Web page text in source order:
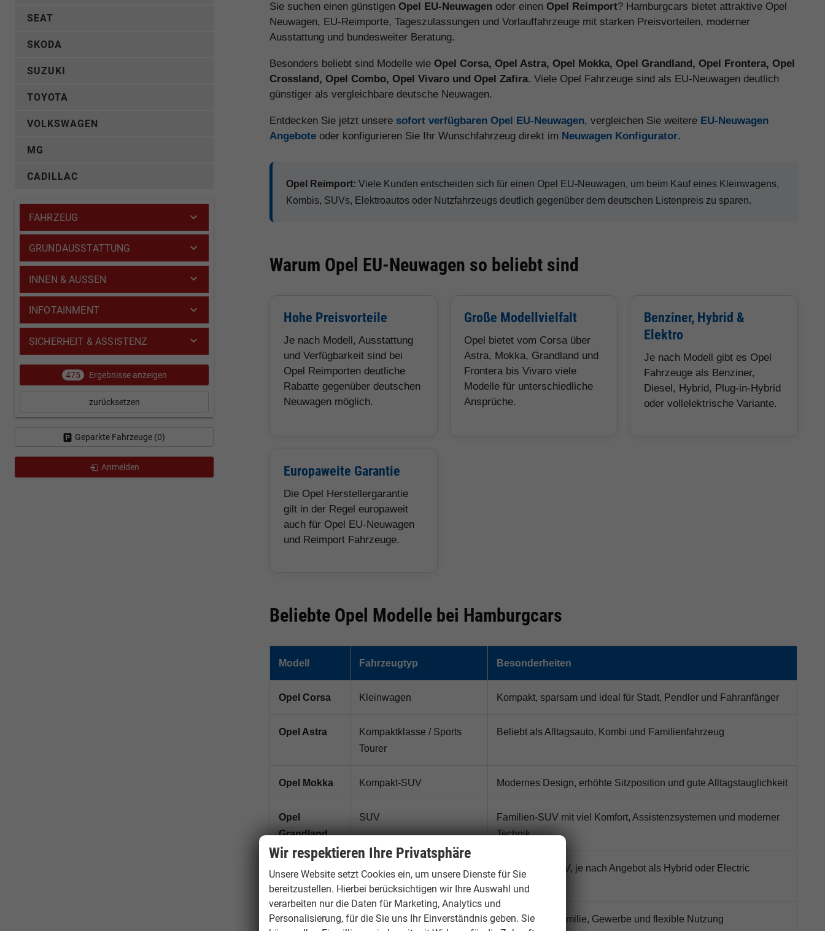
Sie suchen einen günstigenOpel EU-Neuwagen oder einenOpel Reimport? Hamburgcars bietet attraktive Opel
Neuwagen, EU-Reimporte, Tageszulassungen und Vorlauffahrzeuge mit starken Preisvorteilen, moderner
Ausstattung und bundesweiter Beratung.
Besonders beliebt sind Modelle wieOpel Corsa, Opel Astra, Opel Mokka, Opel Grandland, Opel Frontera, Opel
Crossland, Opel Combo, Opel Vivaro und Opel Zafira. Viele Opel Fahrzeuge sind als EU-Neuwagen deutlich
günstiger als vergleichbare deutsche Neuwagen.
Entdecken Sie jetzt unsere sofort verfügbaren Opel EU-Neuwagen, vergleichen Sie weitere EU-Neuwagen
Angebote oder konfigurieren Sie Ihr Wunschfahrzeug direkt im Neuwagen Konfigurator.
Opel Reimport: Viele Kunden entscheiden sich für einen Opel EU-Neuwagen, um beim Kauf eines Kleinwagens,
Kombis, SUVs, Elektroautos oder Nutzfahrzeugs deutlich gegenüber dem deutschen Listenpreis zu sparen.
Warum Opel EU-Neuwagen so beliebt sind
Hohe Preisvorteile
Je nach Modell, Ausstattung
und Verfügbarkeit sind bei
Opel Reimporten deutliche
Rabatte gegenüber deutschen
Neuwagen möglich.
Große Modellvielfalt
Opel bietet vom Corsa über
Astra, Mokka, Grandland und
Frontera bis Vivaro viele
Modelle für unterschiedliche
Ansprüche.
Benziner, Hybrid &
Elektro
Je nach Modell gibt es Opel
Fahrzeuge als Benziner,
Diesel, Hybrid, Plug-in-Hybrid
oder vollelektrische Variante.
Europaweite Garantie
Die Opel Herstellergarantie
gilt in der Regel europaweit
auch für Opel EU-Neuwagen
und Reimport Fahrzeuge.
Beliebte Opel Modelle bei Hamburgcars
Modell Fahrzeugtyp Besonderheiten
Opel Corsa Kleinwagen Kompakt, sparsam und ideal für Stadt, Pendler und Fahranfänger
Opel Astra
Kompaktklasse / Sports
Tourer
Beliebt als Alltagsauto, Kombi und Familienfahrzeug
Opel Mokka Kompakt-SUV Modernes Design, erhöhte Sitzposition und gute Alltagstauglichkeit
Opel
Grandland
SUV
Familien-SUV mit viel Komfort, Assistenzsystemen und moderner
Technik
Frontera
Familien-SUV
Praktisches SUV, je nach Angebot als Hybrid oder Electric
erhältlich
Opel Combo
Hochdachkombi /
Viel Platz für Familie, Gewerbe und flexible Nutzung
SEAT
SKODA
SUZUKI
TOYOTA
VOLKSWAGEN
MG
CADILLAC
FAHRZEUG
GRUNDAUSSTATTUNG
INNEN & AUSSEN
INFOTAINMENT
SICHERHEIT & ASSISTENZ
475 Ergebnisse anzeigen
zurücksetzen
Geparkte Fahrzeuge (0)
Anmelden
Wir respektieren Ihre Privatsphäre
Unsere Website setzt Cookies ein, um unsere Dienste für Sie
bereitzustellen. Hierbei berücksichtigen wir Ihre Auswahl und
verarbeiten nur die Daten für Marketing, Analytics und
Personalisierung, für die Sie uns Ihr Einverständnis geben. Sie